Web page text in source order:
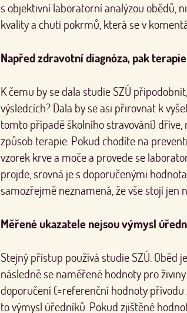
s objektivní laboratorní analýzou obědů,
kvality a chuti pokrmů, která se v
Napřed zdravotní diagnóza, pak terapie
K čemu by se dala studie SZÚ
výsledcích? Dala by se asi přirovnat k
tomto případě školního stravování) dříve,
způsob terapie. Pokud chodíte na
vzorek krve a moče a provede se
projde, srovná je s doporučenými
samozřejmě neznamená, že vše stojí jen
Měřené ukazatele nejsou výmysl
Stejný přístup používá studie SZÚ. Oběd
následně se naměřené hodnoty pro
doporučení (=referenční hodnoty
to výmysl úředníků. Pokud zjištěné